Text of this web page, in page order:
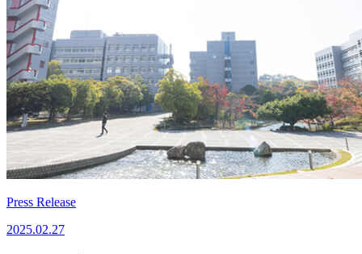
Press Release
2025.02.27